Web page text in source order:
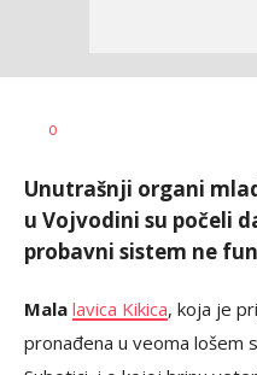
AUTOR
0
Unutrašnji organi
u Vojvodini su počeli
probavni sistem ne
Mala lavica Kikica, koja je
pronađena u veoma lošem